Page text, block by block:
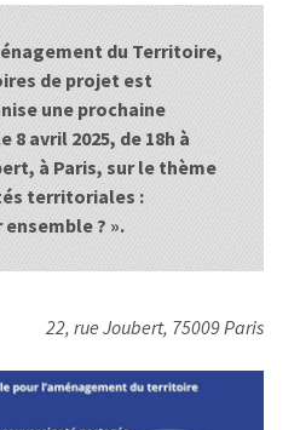
du Territoire,
de projet est
une prochaine
avril 2025, de 18h à
à Paris, sur le thème
territoriales :
? ».
22, rue Joubert, 75009 Paris